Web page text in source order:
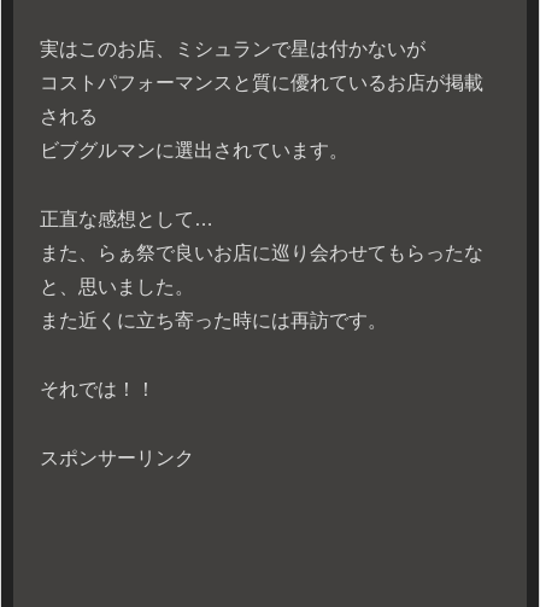
実はこのお店、ミシュランで星は付かないが
コストパフォーマンスと質に優れているお店が掲載
される
ビブグルマンに選出されています。
正直な感想として…
また、らぁ祭で良いお店に巡り会わせてもらったな
と、思いました。
また近くに立ち寄った時には再訪です。
それでは！！
スポンサーリンク